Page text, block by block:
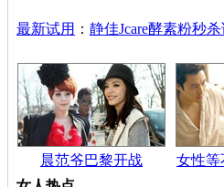
最新试用 ： 静佳Jcare酵素粉秒杀
晨范爷巴黎开战
女性等